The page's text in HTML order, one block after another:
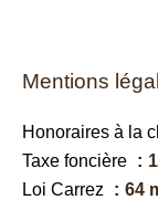
Mentions
Honoraires à la
Taxe foncière
Loi Carrez
64